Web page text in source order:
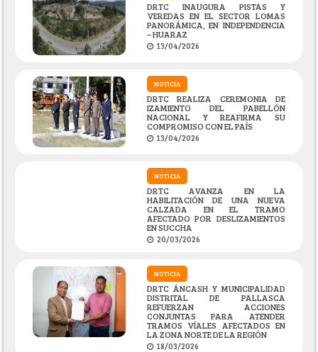
DRTC INAUGURA PISTAS Y
VEREDAS EN EL SECTOR LOMAS
PANORÁMICA, EN INDEPENDENCIA
– HUARAZ
13/04/2026
NOTICIA
DRTC REALIZA CEREMONIA DE
IZAMIENTO DEL PABELLÓN
NACIONAL Y REAFIRMA SU
COMPROMISO CON EL PAÍS
13/04/2026
NOTICIA
DRTC AVANZA EN LA
HABILITACIÓN DE UNA NUEVA
CALZADA EN EL TRAMO
AFECTADO POR DESLIZAMIENTOS
EN SUCCHA
20/03/2026
NOTICIA
DRTC ÁNCASH Y MUNICIPALIDAD
DISTRITAL DE PALLASCA
REFUERZAN ACCIONES
CONJUNTAS PARA ATENDER
TRAMOS VÍALES AFECTADOS EN
LA ZONA NORTE DE LA REGIÓN
18/03/2026